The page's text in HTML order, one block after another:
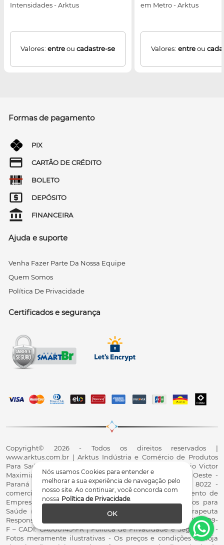
Nós usamos Cookies para entender e
melhorar a sua experiência de navegação pelo
nosso site. Ao continuar, você concorda com
nossa Política de Privacidade.
OK
Intensidades - Arktus
Valores: entreou cadastre-se
em Metro - Arktus
Valores: entreou
Formas de pagamento
PIX
CARTÃO DE CRÉDITO
BOLETO
DEPÓSITO
FINANCEIRA
Ajuda e suporte
Venha Fazer Parte Da Nossa Equipe
Quem Somos
Política De Privacidade
Certificados e segurança
Copyright© 2026 - Todos os direitos reservados |
www.arktus.com.br | Arktus Indústria e Comércio de Produtos
Para Saúde Ltda | CNPJ: 01.417.367/0001-78 | R. Antônio Victor
Maximiano, 107, Parque Industrial II, Santa Tereza do Oeste -
Paraná - CEP 85825-900 - Fale conosco: 0800 200 8022 -
comercial@arktus.com.br | Autorização de Funcionamento de
Empresa - AFE/ANVISA - Para Fabricação de Produtos para
Saúde (Correlatos): 8.02.844-5 (UX418X102741) - Fisioterapeuta
Responsável Técnico Dr. Alex Fernando Zani - Crefito8(PR): 8409-
F – CADI: CA000145-PR | Política de Privacidade e Segurança -
Fotos meramente ilustrativas - Os preços e condições da loja